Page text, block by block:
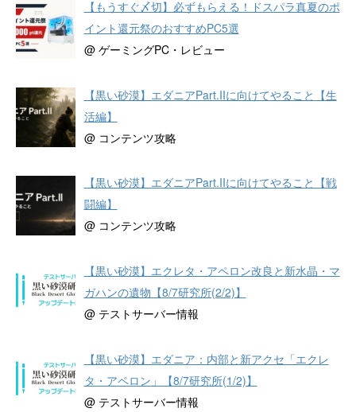
【もうすぐ〆切】必ずもらえる！ドスパラ真夏のポ
イント還元祭のおすすめPC5選
@ ゲーミングPC・レビュー
【黒い砂漠】エダニアPart.IIに向けてやること【生
活編】
@ コンテンツ攻略
【黒い砂漠】エダニアPart.IIに向けてやること【戦
闘編】
@ コンテンツ攻略
【黒い砂漠】エクレタ・アペロン改良と新水晶・マ
ガハンの遺物【8/7研究所(2/2)】
@ テストサーバー情報
【黒い砂漠】エダニア：内部と新アクセ「エクレ
タ・アペロン」【8/7研究所(1/2)】
@ テストサーバー情報